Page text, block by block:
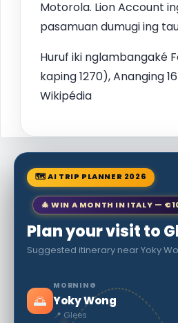
Motorola. Lion Account
pasamuan dumugi ing
Huruf iki nglambangaké
kaping 1270), Ananging
Wikipédia
🗺 AI TRIP PLANNER 2026
🎄 WIN A MONTH IN ITALY —
Plan your visit to
Suggested itinerary near Yoky
🌅
MORNING
Yoky Wong
📍 Glees